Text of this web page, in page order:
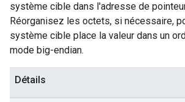
système cible dans l'adresse de
Réorganisez les octets, si nécessaire,
système cible place la valeur dans un
mode big-endian.
Détails